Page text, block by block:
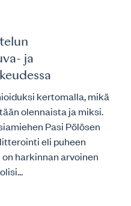
ja
kertomalla, mikä
olennaista ja miksi.
Pasi Pölösen
eli puheen
harkinnan arvoinen